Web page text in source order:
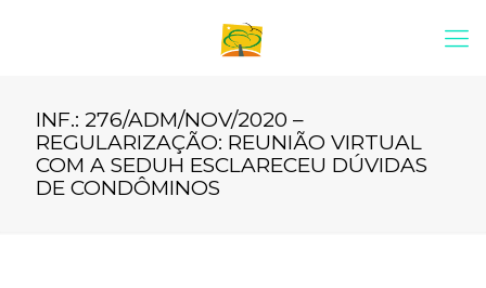
INF.: 276/ADM/NOV/2020 –
REGULARIZAÇÃO: REUNIÃO VIRTUAL
COM A SEDUH ESCLARECEU DÚVIDAS
DE CONDÔMINOS